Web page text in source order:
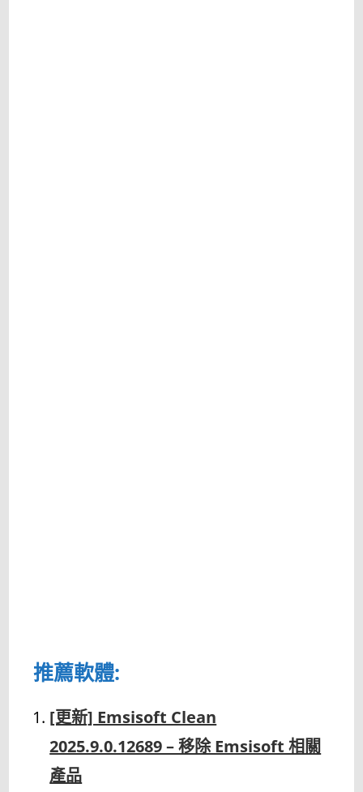
推薦軟體:
[更新] Emsisoft Clean
2025.9.0.12689 – 移除 Emsisoft 相關
產品